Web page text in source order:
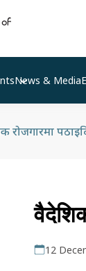
News & Media
रोजगारमा
12